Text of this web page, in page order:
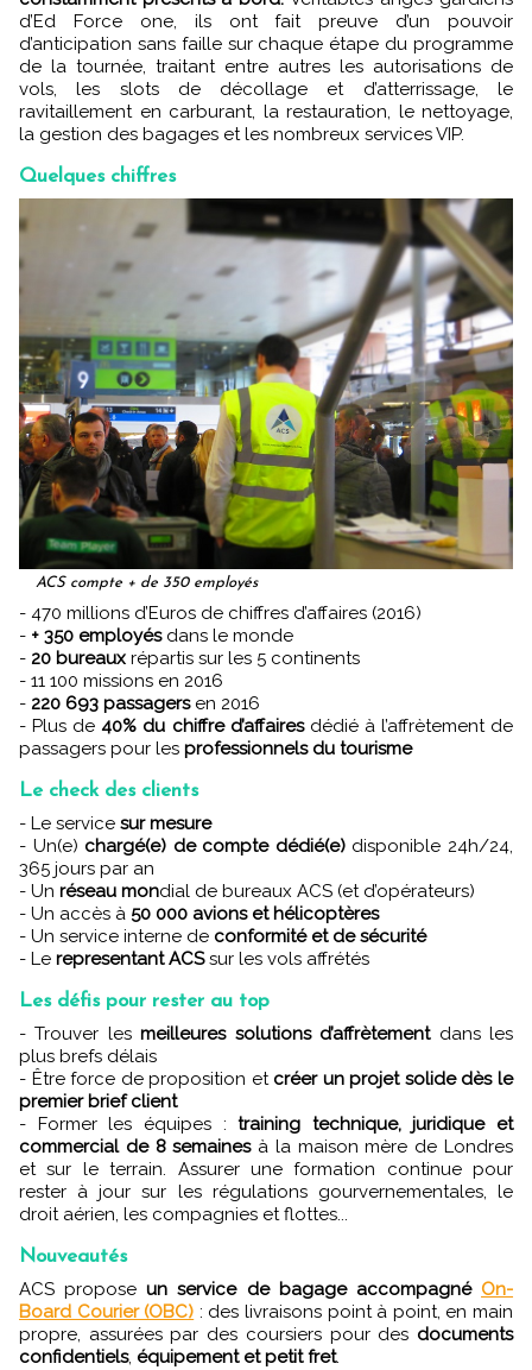
d’Ed Force one, ils ont fait preuve d’un pouvoir
d’anticipation sans faille sur chaque étape du programme
de la tournée, traitant entre autres les autorisations de
vols, les slots de décollage et d’atterrissage, le
ravitaillement en carburant, la restauration, le nettoyage,
la gestion des bagages et les nombreux services VIP.
Quelques chiffres
ACS compte + de 350 employés
- 470 millions d’Euros de chiffres d’affaires (2016)
- + 350 employés dans le monde
- 20 bureaux répartis sur les 5 continents
- 11 100 missions en 2016
- 220 693 passagersen 2016
- Plus de40% du chiffre d’affaires dédié à l’affrètement de
passagers pour les professionnels du tourisme
Le check des clients
- Le service sur mesure
- Un(e) chargé(e) de compte dédié(e) disponible 24h/24,
365 jours par an
- Un réseau mondial de bureaux ACS (et d’opérateurs)
- Un accès à 50 000 avions et hélicoptères
- Un service interne de conformité et de sécurité
- Le representant ACSsur les vols affrétés
Les défis pour rester au top
- Trouver lesmeilleures solutions d’affrètementdans les
plus brefs délais
- Être force de proposition et créer un projet solide dès le
premier brief client
- Former les équipes :training technique, juridique et
commercial de 8 semaines à la maison mère de Londres
et sur le terrain. Assurer une formation continue pour
rester à jour sur les régulations gourvernementales, le
droit aérien, les compagnies et flottes...
Nouveautés
ACS proposeun service de bagage accompagné On-
Board Courier (OBC) : des livraisons point à point, en main
propre, assurées par des coursiers pour des documents
confidentiels, équipement et petit fret.